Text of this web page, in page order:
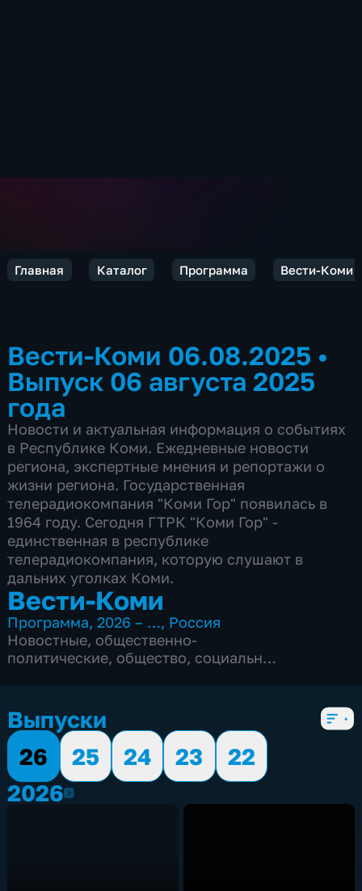
Главная Каталог Программа Вести-Коми
Вести-Коми 06.08.2025 •
Выпуск 06 августа 2025
года
Новости и актуальная информация о событиях
в Республике Коми. Ежедневные новости
региона, экспертные мнения и репортажи о
жизни региона. Государственная
телерадиокомпания "Коми Гор" появилась в
1964 году. Сегодня ГТРК "Коми Гор" -
единственная в республике
телерадиокомпания, которую слушают в
дальних уголках Коми.
Вести-Коми
Программа,2026 – …, Россия
Новостные, общественно-
политические, общество, социально-
Выпуски
26
25 24 23
22
20262026